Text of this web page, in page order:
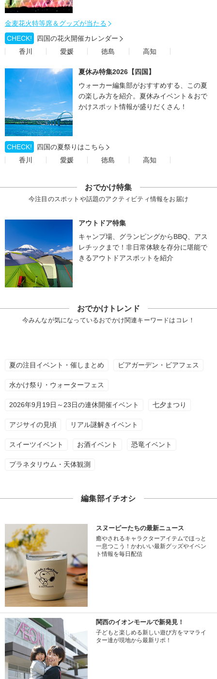
金麦花火特等席＆グッズが当たる
CHECK!
四国の花火開催カレンダー
香川
愛媛 徳島 高知
夏休み特集2026【四国】
ウォーカー編集部がおすすめする、この夏
の楽しみ方を紹介。夏休みイベント＆おで
かけスポット情報が盛りだくさん！
CHECK!
四国の夏祭りはこちら
香川
愛媛 徳島 高知
おでかけ特集
今注目のスポットや話題のアクティビティ情報をお届け
アウトドア特集
キャンプ場、グランピングからBBQ、アス
レチックまで！非日常体験を存分に堪能で
きるアウトドアスポットを紹介
おでかけトレンド
今みんなが気になっているおでかけ関連キーワードはコレ！
夏の注目イベント・催しまとめ ビアガーデン・ビアフェス
水かけ祭り・ウォーターフェス
2026年9月19日～23日の連休開催イベント 七夕まつり
アジサイの見頃 リアル謎解きイベント
スイーツイベント お酒イベント 恐竜イベント
プラネタリウム・天体観測
編集部イチオシ
スヌーピーたちの最新ニュース
癒やされるキャラクターアイテムでほっと
一息つこう！かわいい最新グッズやイベン
ト情報を毎日配信
関西のイオンモールで新発見！
子どもと楽しめる新しい遊び方をママライ
ター達が現地から最新リポ！